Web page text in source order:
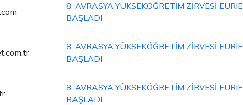
8. AVRASYA YÜKSEKÖĞRETİM ZİRVESİ EURIE
BAŞLADI
8. AVRASYA YÜKSEKÖĞRETİM ZİRVESİ EURIE
BAŞLADI
8. AVRASYA YÜKSEKÖĞRETİM ZİRVESİ EURIE
BAŞLADI